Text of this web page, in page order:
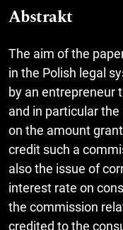
Abstrakt
The aim of the
in the Polish legal
by an entrepreneur
and in particular
on the amount
credit such a
also the issue of
interest rate on
the commission
credited to the